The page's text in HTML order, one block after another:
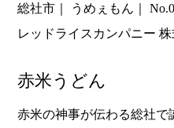
総社市
うめぇもん
レッドライスカンパニー
赤米うどん
赤米の神事が伝わる総社